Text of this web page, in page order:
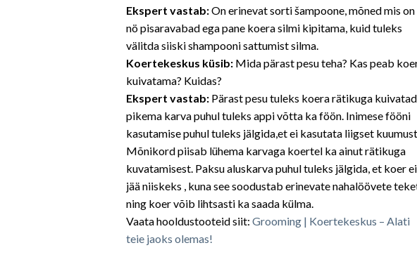
Ekspert vastab:On erinevat sorti šampoone, mõned mis on
nö pisaravabad ega pane koera silmi kipitama, kuid tuleks
välitda siiski shampooni sattumist silma.
Koertekeskus küsib: Mida pärast pesu teha? Kas peab
kuivatama? Kuidas?
Ekspert vastab: Pärast pesu tuleks koera rätikuga
pikema karva puhul tuleks appi võtta ka föön. Inimese fööni
kasutamise puhul tuleks jälgida,et ei kasutata liigset kuumust.
Mõnikord piisab lühema karvaga koertel ka ainut rätikuga
kuvatamisest. Paksu aluskarva puhul tuleks jälgida, et koer ei
jää niiskeks , kuna see soodustab erinevate nahalöövete
ning koer võib lihtsasti ka saada külma.
Vaata hooldustooteid siit: Grooming | Koertekeskus – Alati
teie jaoks olemas!